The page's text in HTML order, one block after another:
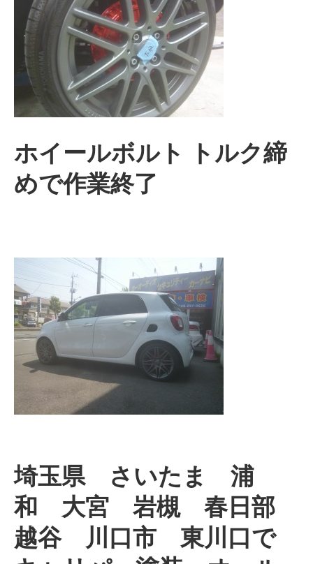
ホイールボルト トルク締
めで作業終了
埼玉県 さいたま 浦
和 大宮 岩槻 春日部
越谷 川口市 東川口で